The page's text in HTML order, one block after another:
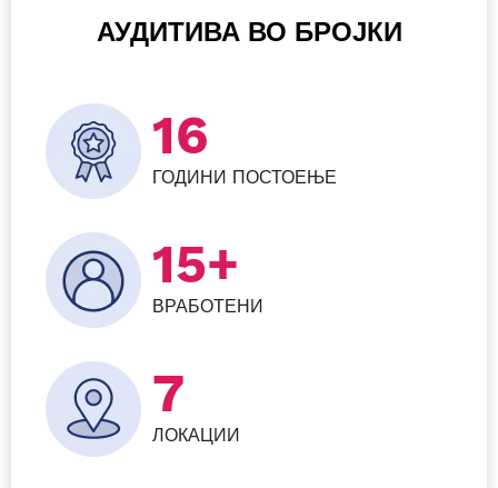
АУДИТИВА ВО БРОЈКИ
16
ГОДИНИ ПОСТОЕЊЕ
15+
ВРАБОТЕНИ
7
ЛОКАЦИИ